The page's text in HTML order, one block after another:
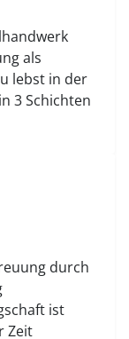
als
lebst in der
3 Schichten
durch
ist
Zeit